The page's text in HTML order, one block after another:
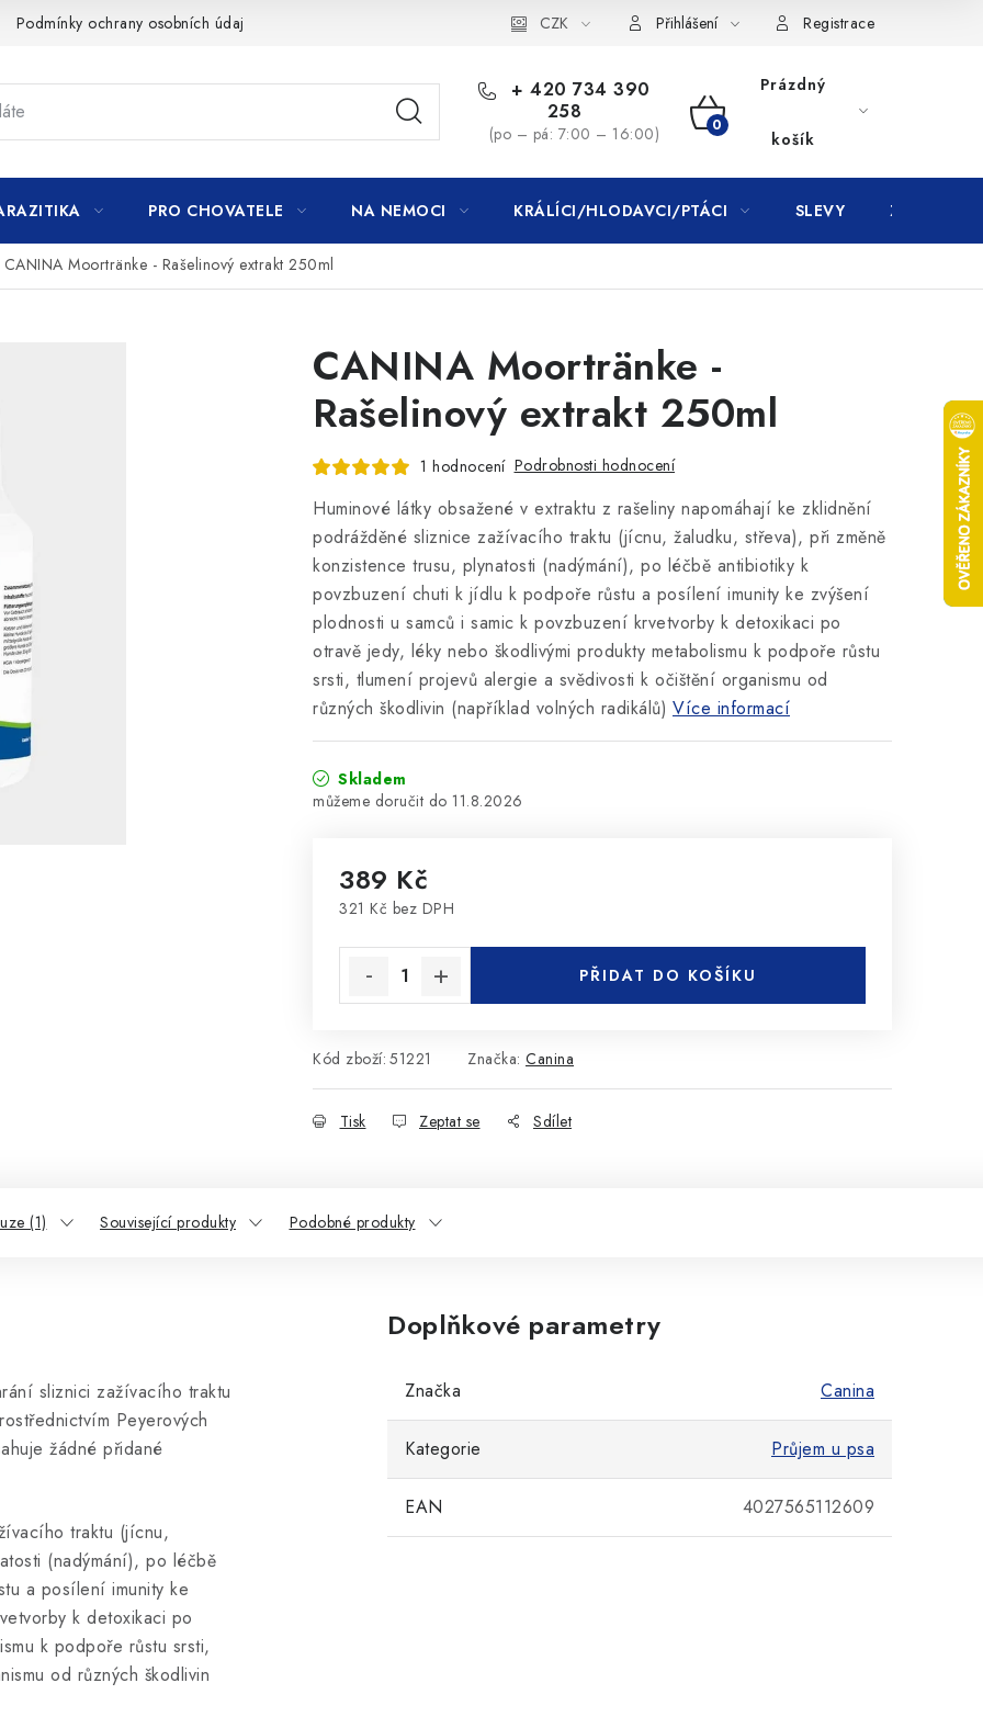
Podmínky ochrany osobních údajů CZK Přihlášení Registrace
+ 420 734 390
258
(po – pá: 7:00 – 16:00)
NÁKUPNÍ
KOŠÍK
Prázdný
košík
PRO CHOVATELE NA NEMOCI KRÁLÍCI/HLODAVCI/PTÁCI SLEVY ZNAČKY
CANINA Moortränke - Rašelinový extrakt 250ml
CANINA Moortränke -
Rašelinový extrakt 250ml
1 hodnocení Podrobnosti hodnocení
Huminové látky obsažené v extraktu z rašeliny napomáhají ke zklidnění
podrážděné sliznice zažívacího traktu (jícnu, žaludku, střeva), při změně
konzistence trusu, plynatosti (nadýmání), po léčbě antibiotiky k
povzbuzení chuti k jídlu k podpoře růstu a posílení imunity ke zvýšení
plodnosti u samců i samic k povzbuzení krvetvorby k detoxikaci po
otravě jedy, léky nebo škodlivými produkty metabolismu k podpoře růstu
srsti, tlumení projevů alergie a svědivosti k očištění organismu od
různých škodlivin (například volných radikálů) Více informací
Skladem
11.8.2026
389 Kč
321 Kč bez DPH
PŘIDAT DO KOŠÍKU
Kód zboží: 51221 Značka: Canina
Tisk Zeptat se Sdílet
(1) Související produkty Podobné produkty
sliznici zažívacího traktu
Peyerových
žádné přidané
traktu (jícnu,
(nadýmání), po léčbě
a posílení imunity ke
k detoxikaci po
k podpoře růstu srsti,
od různých škodlivin
Doplňkové parametry
Značka Canina
Kategorie Průjem u psa
EAN 4027565112609